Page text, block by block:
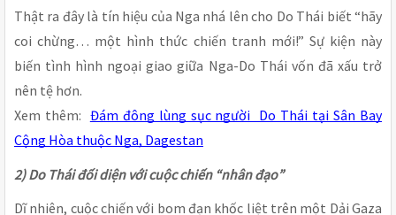
Thật ra đây là tín hiệu của Nga nhá lên cho Do Thái biết “hãy
coi chừng… một hình thức chiến tranh mới!” Sự kiện này
biến tình hình ngoại giao giữa Nga-Do Thái vốn đã xấu trở
nên tệ hơn.
Xem thêm: Đám đông lùng sục người Do Thái tại Sân Bay
Cộng Hòa thuộc Nga, Dagestan
2) Do Thái đối diện với cuộc chiến “nhân đạo”
Dĩ nhiên, cuộc chiến với bom đạn khốc liệt trên một Dải Gaza